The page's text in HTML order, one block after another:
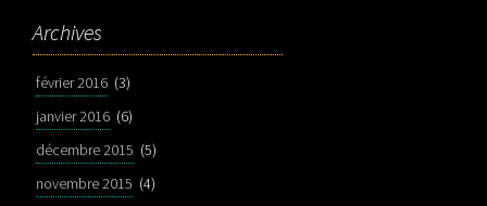
Archives
février 2016 (3)
janvier 2016 (6)
décembre 2015 (5)
novembre 2015 (4)